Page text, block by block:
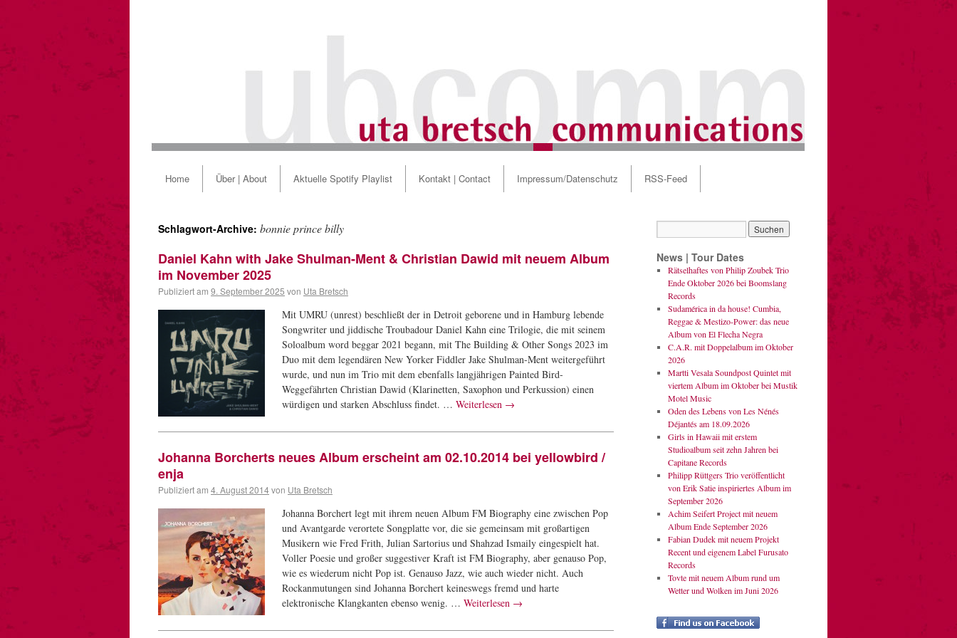
Home Über | About Aktuelle Spotify Playlist Kontakt | Contact Impressum/Datenschutz RSS-Feed
Schlagwort-Archive: bonnie prince billy
Daniel Kahn with Jake Shulman-Ment & Christian Dawid mit neuem Album
im November 2025
Publiziert am 9. September 2025 von Uta Bretsch
Mit UMRU (unrest) beschließt der in Detroit geborene und in Hamburg lebende
Songwriter und jiddische Troubadour Daniel Kahn eine Trilogie, die mit seinem
Soloalbum word beggar 2021 begann, mit The Building & Other Songs 2023 im
Duo mit dem legendären New Yorker Fiddler Jake Shulman-Ment weitergeführt
wurde, und nun im Trio mit dem ebenfalls langjährigen Painted Bird-
Weggefährten Christian Dawid (Klarinetten, Saxophon und Perkussion) einen
würdigen und starken Abschluss findet. … Weiterlesen →
Johanna Borcherts neues Album erscheint am 02.10.2014 bei yellowbird /
enja
Publiziert am 4. August 2014von Uta Bretsch
Johanna Borchert legt mit ihrem neuen Album FM Biography eine zwischen Pop
und Avantgarde verortete Songplatte vor, die sie gemeinsam mit großartigen
Musikern wie Fred Frith, Julian Sartorius und Shahzad Ismaily eingespielt hat.
Voller Poesie und großer suggestiver Kraft ist FM Biography, aber genauso Pop,
wie es wiederum nicht Pop ist. Genauso Jazz, wie auch wieder nicht. Auch
Rockanmutungen sind Johanna Borchert keineswegs fremd und harte
elektronische Klangkanten ebenso wenig. … Weiterlesen →
News | Tour Dates
Rätselhaftes von Philip Zoubek Trio
Ende Oktober 2026 bei Boomslang
Records
Sudamérica in da house! Cumbia,
Reggae & Mestizo-Power: das neue
Album von El Flecha Negra
C.A.R. mit Doppelalbum im Oktober
2026
Martti Vesala Soundpost Quintet mit
viertem Album im Oktober bei Mustik
Motel Music
Oden des Lebens von Les Nénés
Déjantés am 18.09.2026
Girls in Hawaii mit erstem
Studioalbum seit zehn Jahren bei
Capitane Records
Philipp Rüttgers Trio veröffentlicht
von Erik Satie inspiriertes Album im
September 2026
Achim Seifert Project mit neuem
Album Ende September 2026
Fabian Dudek mit neuem Projekt
Recent und eigenem Label Furusato
Records
Tovte mit neuem Album rund um
Wetter und Wolken im Juni 2026